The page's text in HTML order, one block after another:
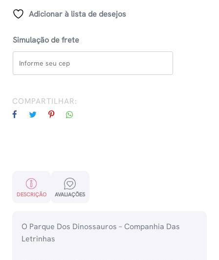
Adicionar à lista de desejos
Simulação de frete
COMPARTILHAR:
DESCRIÇÃO AVALIAÇÕES
O Parque Dos Dinossauros – Companhia Das
Letrinhas